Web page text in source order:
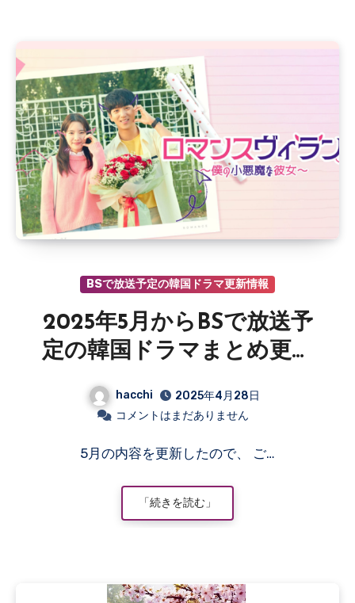
BSで放送予定の韓国ドラマ更新情報
2025年5月からBSで放送予
定の韓国ドラマまとめ更新
hacchi
2025年4月28日
コメントはまだありません
5月の内容を更新したので、 ご…
「続きを読む」